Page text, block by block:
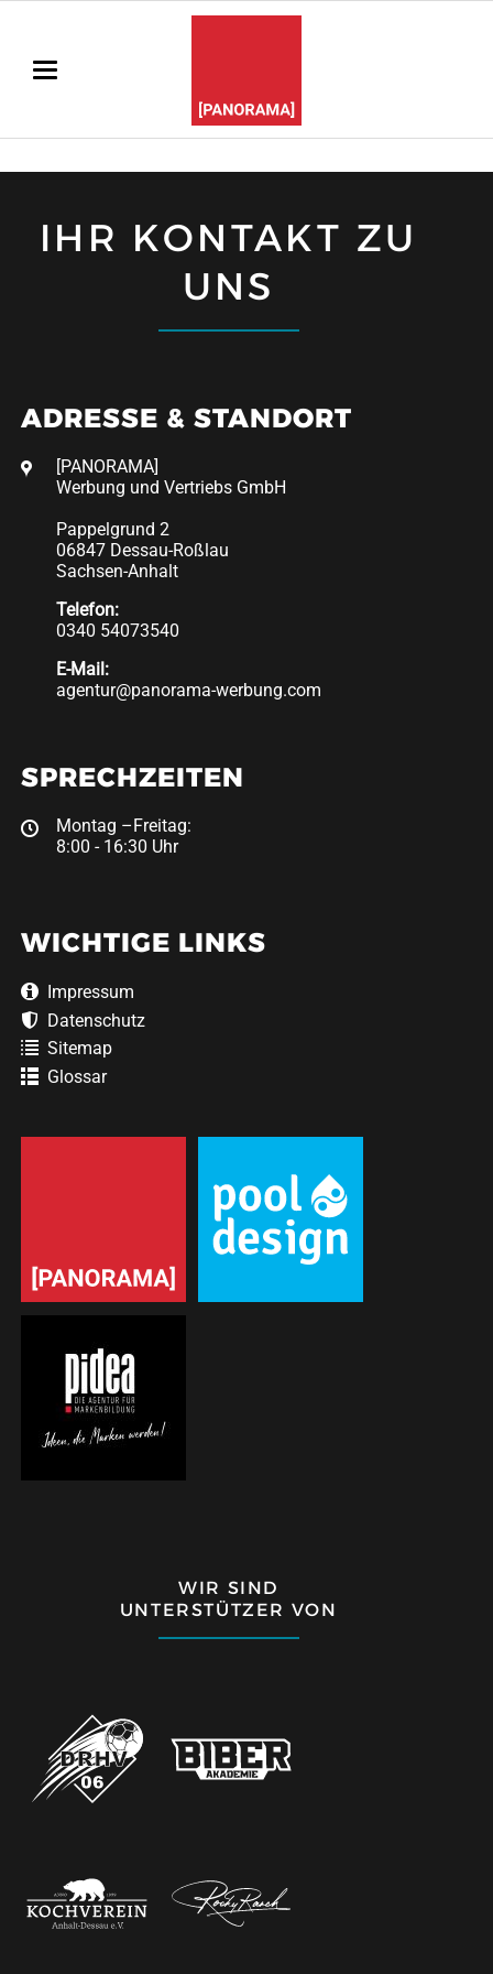
IHR KONTAKT ZU
UNS
ADRESSE & STANDORT
[PANORAMA]
Werbung und Vertriebs GmbH
Pappelgrund 2
06847 Dessau-Roßlau
Sachsen-Anhalt
Telefon:
0340 54073540
E-Mail:
agentur@panorama-werbung.com
SPRECHZEITEN
Montag –Freitag:
8:00 - 16:30 Uhr
WICHTIGE LINKS
Impressum
Datenschutz
Sitemap
Glossar
WIR SIND
UNTERSTÜTZER VON